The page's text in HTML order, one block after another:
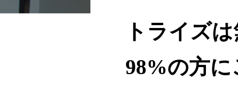
トライズ
98%の方に